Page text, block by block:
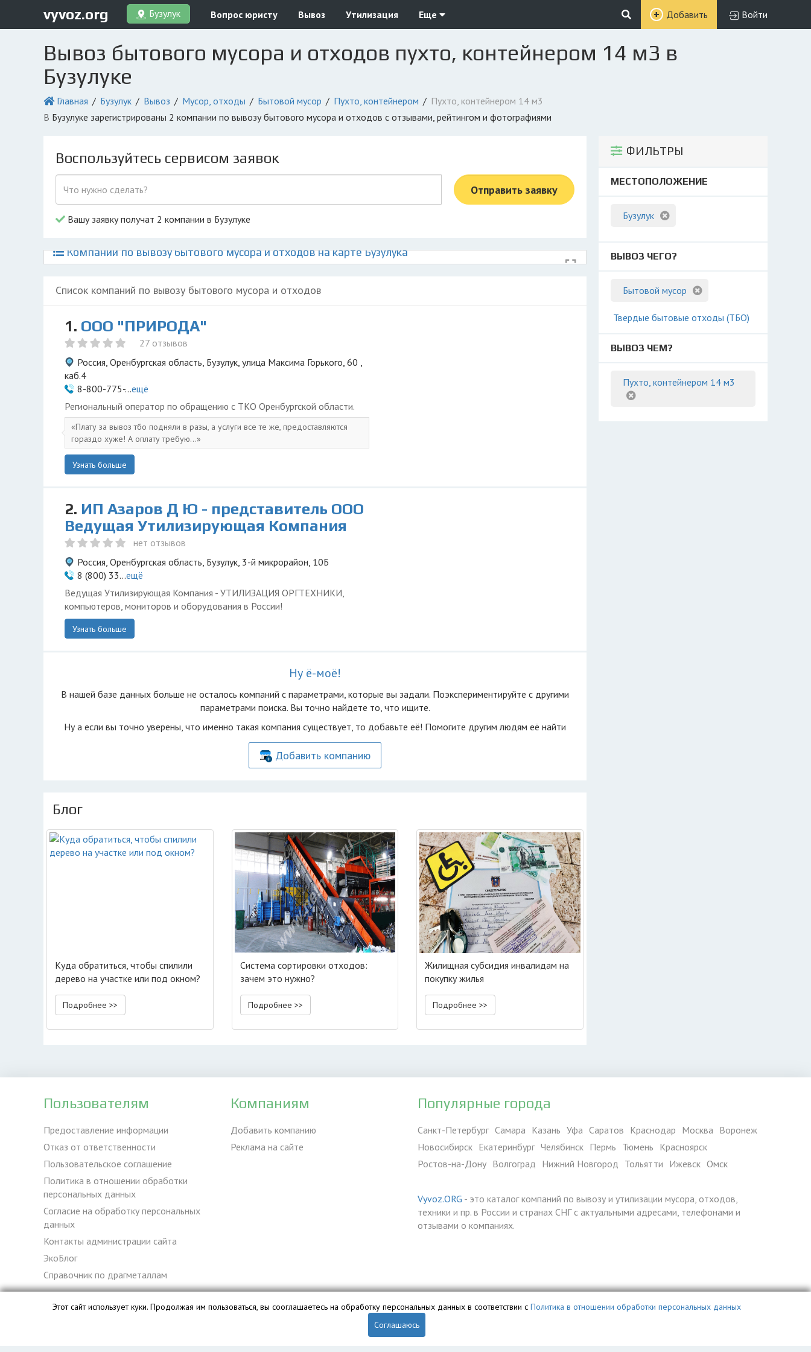
vyvoz.org Бузулук Вопрос юристу Вывоз Утилизация Еще Добавить Войти
Вывоз бытового мусора и отходов пухто, контейнером 14 м3 в
Бузулуке
Главная Бузулук Вывоз Мусор, отходы Бытовой мусор Пухто, контейнером
Пухто, контейнером 14 м3
в Бузулуке зарегистрированы 2 компании по вывозу бытового мусора и отходов с отзывами, рейтингом и фотографиями
ФИЛЬТРЫ
МЕСТОПОЛОЖЕНИЕ
Бузулук
ВЫВОЗ ЧЕГО?
Бытовой мусор
Твердые бытовые отходы (ТБО)
ВЫВОЗ ЧЕМ?
Пухто, контейнером 14 м3
Воспользуйтесь сервисом заявок
Отправить заявку
Вашу заявку получат 2 компании в Бузулуке
Компании по вывозу бытового мусора и отходов на карте Бузулука
Список компаний по вывозу бытового мусора и отходов
1. ООО "ПРИРОДА"
27 отзывов
Россия, Оренбургская область, Бузулук, улица Максима Горького, 60 ,
каб.4
8-800-775-...ещё
Региональный оператор по обращению с ТКО Оренбургской области.
Плату за вывоз тбо подняли в разы, а услуги все те же, предоставляются
гораздо хуже! А оплату требую...
Узнать больше
2. ИП Азаров Д Ю - представитель ООО
Ведущая Утилизирующая Компания
нет отзывов
Россия, Оренбургская область, Бузулук, 3-й микрорайон, 10Б
8 (800) 33...ещё
Ведущая Утилизирующая Компания - УТИЛИЗАЦИЯ ОРГТЕХНИКИ,
компьютеров, мониторов и оборудования в России!
Узнать больше
Ну ё-моё!
В нашей базе данных больше не осталоcь компаний с параметрами, которые вы задали. Поэкспериментируйте с другими
параметрами поиска. Вы точно найдете то, что ищите.
Ну а если вы точно уверены, что именно такая компания существует, то добавьте её! Помогите другим людям её найти
Добавить компанию
Блог
Куда обратиться, чтобы спилили
дерево на участке или под окном?
Подробнее >>
Система сортировки отходов:
зачем это нужно?
Подробнее >>
Жилищная субсидия инвалидам на
покупку жилья
Подробнее >>
Пользователям
Предоставление информации
Отказ от ответственности
Пользовательское соглашение
Политика в отношении обработки
персональных данных
Согласие на обработку персональных
данных
Контакты администрации сайта
ЭкоБлог
Справочник по драгметаллам
Компаниям
Добавить компанию
Реклама на сайте
Популярные города
Санкт-Петербург Самара Казань Уфа Саратов Краснодар Москва Воронеж
Новосибирск Екатеринбург Челябинск Пермь Тюмень Красноярск
Ростов-на-Дону Волгоград Нижний Новгород Тольятти Ижевск Омск
Vyvoz.ORG - это каталог компаний по вывозу и утилизации мусора, отходов,
техники и пр. в России и странах СНГ с актуальными адресами, телефонами и
отзывами о компаниях.
База данных сайта vyvoz.org является интеллектуальной собственностью ООО «Профит» и охраняется законом.
Этот сайт использует куки. Продолжая им пользоваться, вы сооглашаетесь на обработку персональных данных в соответствии с Политика в отношении обработки персональных данных
Соглашаюсь